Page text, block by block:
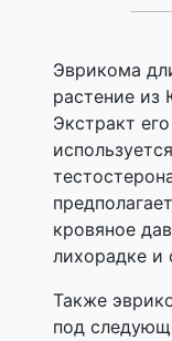
Эврикома
растение из
Экстракт
кровяное
лихорадке и
Также
под